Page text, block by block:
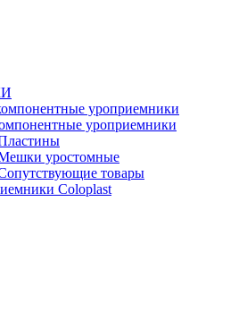
уроприемники
уроприемники
уростомные
товары
Coloplast